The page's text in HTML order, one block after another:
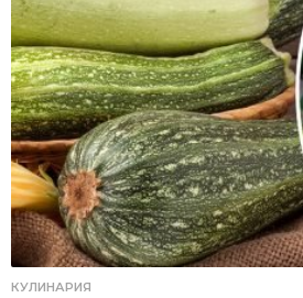
КУЛИНАРИЯ